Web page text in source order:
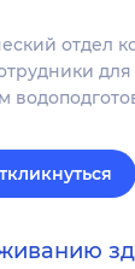
отдел
для